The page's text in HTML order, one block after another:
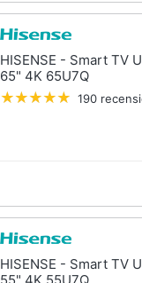
HISENSE - Smart TV
65" 4K 65U7Q
190
HISENSE - Smart TV